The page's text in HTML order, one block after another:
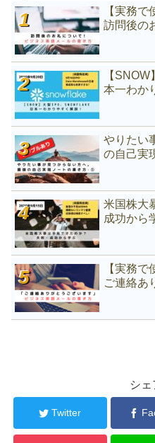
【実務で
訪問後の
【
本一わか
やりたい
の自己実
米国株大
成功から
【実務で
ご連絡あ
シェ
Twitter